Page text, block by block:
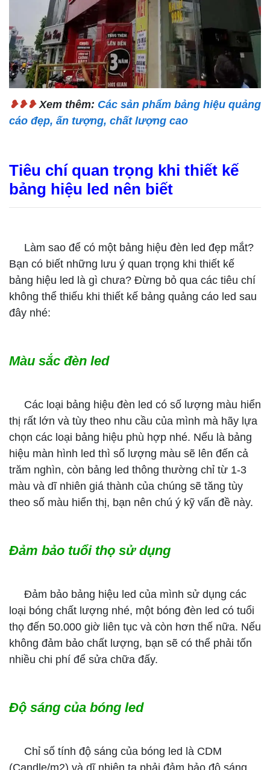
❥❥❥Xem thêm: Các sản phẩm bảng hiệu quảng
cáo đẹp, ấn tượng, chất lượng cao
Tiêu chí quan trọng khi thiết kế
bảng hiệu led nên biết
Làm sao để có một bảng hiệu đèn led đẹp mắt?
Bạn có biết những lưu ý quan trọng khi thiết kế
bảng hiệu led là gì chưa? Đừng bỏ qua các tiêu chí
không thể thiếu khi thiết kế bảng quảng cáo led sau
đây nhé:
Màu sắc đèn led
Các loại bảng hiệu đèn led có số lượng màu hiển
thị rất lớn và tùy theo nhu cầu của mình mà hãy lựa
chọn các loại bảng hiệu phù hợp nhé. Nếu là bảng
hiệu màn hình led thì số lượng màu sẽ lên đến cả
trăm nghìn, còn bảng led thông thường chỉ từ 1-3
màu và dĩ nhiên giá thành của chúng sẽ tăng tùy
theo số màu hiển thị, bạn nên chú ý kỹ vấn đề này.
Đảm bảo tuổi thọ sử dụng
Đảm bảo bảng hiệu led của mình sử dụng các
loại bóng chất lượng nhé, một bóng đèn led có tuổi
thọ đến 50.000 giờ liên tục và còn hơn thế nữa. Nếu
không đảm bảo chất lượng, bạn sẽ có thể phải tốn
nhiều chi phí để sửa chữa đấy.
Độ sáng của bóng led
Chỉ số tính độ sáng của bóng led là CDM
(Candle/m2) và dĩ nhiên ta phải đảm bảo độ sáng